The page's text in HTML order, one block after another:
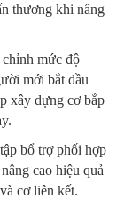
thương khi nâng
mức độ
mới bắt đầu
xây dựng cơ bắp
bổ trợ phối hợp
cao hiệu quả
cơ liên kết.